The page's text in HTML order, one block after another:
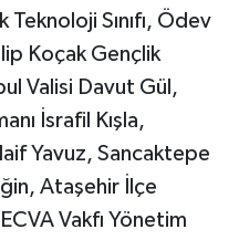
Sınıfı, Ödev
Koçak Gençlik
Valisi Davut Gül,
İsrafil Kışla,
Yavuz, Sancaktepe
Ataşehir İlçe
Vakfı Yönetim